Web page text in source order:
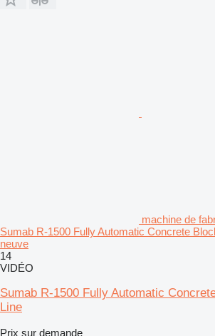
machine de
Sumab R-1500 Fully Automatic Concrete
neuve
14
VIDÉO
Sumab R-1500 Fully Automatic
Line
Prix sur demande